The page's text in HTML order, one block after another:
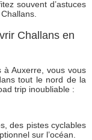
souvent d’astuces
Challans en
à Auxerre, vous vous
tout le nord de la
trip inoubliable :
des pistes cyclables
sur l’océan.